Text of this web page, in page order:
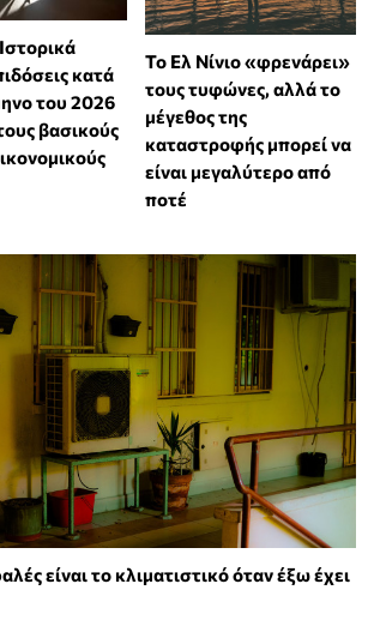
κατά
του 2026
βασικούς
Το Ελ Νίνιο «φρενάρει»
τους τυφώνες, αλλά το
μέγεθος της
καταστροφής μπορεί να
είναι μεγαλύτερο από
ποτέ
είναι το κλιματιστικό όταν έξω έχει